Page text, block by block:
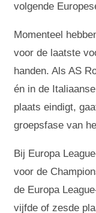
volgende
Momenteel
voor de laatste
handen. Als AS
én in de
plaats eindigt,
groepsfase van
Bij Europa
voor de
de Europa
vijfde of zesde